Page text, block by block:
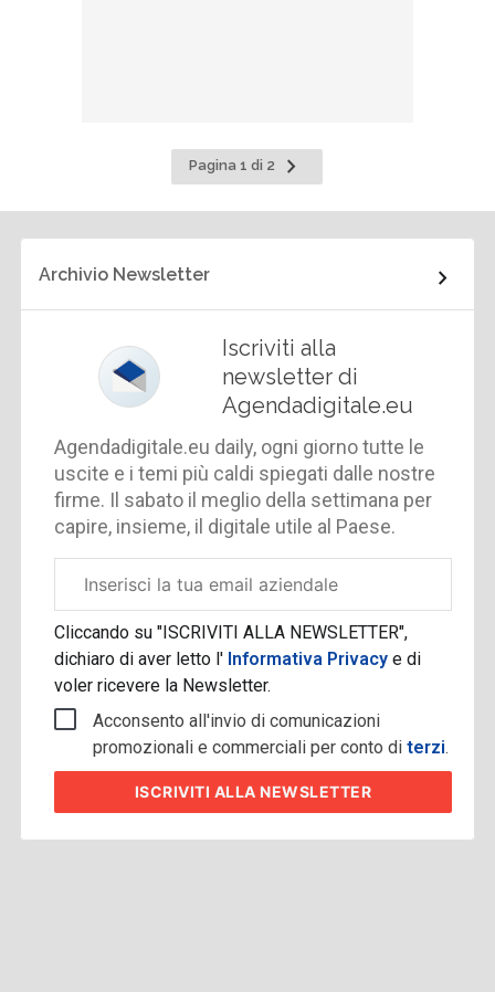
Pagina 1 di 2
Pagina
successiva
Archivio Newsletter
Iscriviti alla
newsletter di
Agendadigitale.eu
Agendadigitale.eu daily, ogni giorno tutte le
uscite e i temi più caldi spiegati dalle nostre
firme. Il sabato il meglio della settimana per
capire, insieme, il digitale utile al Paese.
aziendale
Cliccando su "ISCRIVITI ALLA NEWSLETTER",
dichiaro di aver letto l' Informativa Privacye di
voler ricevere la Newsletter.
Acconsento all'invio di comunicazioni
promozionali e commerciali per conto diterzi.
ISCRIVITI ALLA NEWSLETTER